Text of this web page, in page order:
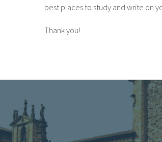
best places to study and write on
Thank you!